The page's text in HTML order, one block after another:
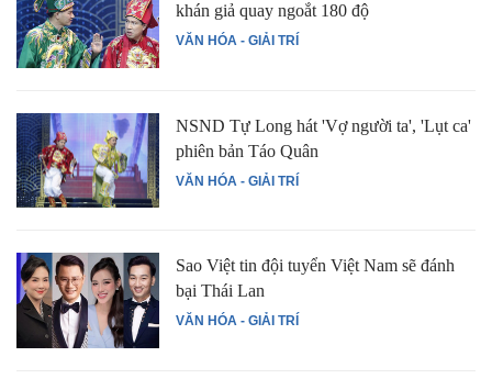
VĂN HÓA - GIẢI TRÍ
khán giả quay ngoắt 180 độ
VĂN HÓA - GIẢI TRÍ
NSND Tự Long hát 'Vợ người ta', 'Lụt ca'
phiên bản Táo Quân
VĂN HÓA - GIẢI TRÍ
Sao Việt tin đội tuyển Việt Nam sẽ đánh
bại Thái Lan